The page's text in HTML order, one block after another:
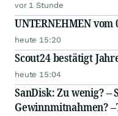
vor 1 Stunde
UNTERNEHMEN vom
heute 15:20
Scout24 bestätigt
heute 15:04
SanDisk: Zu wenig? –
Gewinnmitnahmen?